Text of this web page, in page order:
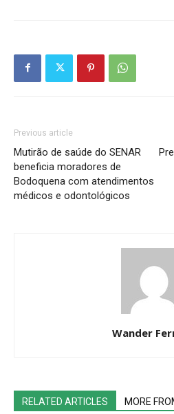
Previous article
Mutirão de saúde do SENAR
beneficia moradores de
Bodoquena com atendimentos
médicos e odontológicos
Wander
RELATED ARTICLES MORE